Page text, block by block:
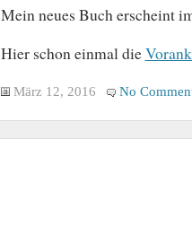
Mein neues Buch erscheint
Hier schon einmal die
März 12, 2016 No